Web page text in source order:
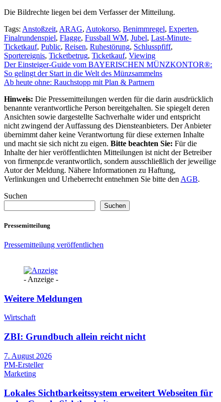
Die Bildrechte liegen bei dem Verfasser der Mitteilung.
Tags: Anstoßzeit, ARAG, Autokorso, Benimmregel, Experten,
Finalrundenspiel, Flagge, Fussball WM, Jubel, Last-Minute-
Ticketkauf, Public, Reisen, Ruhestörung, Schlusspfiff,
Sportereignis, Ticketbetrug, Ticketkauf, Viewing
Beitragsnavigation
Der Einsteiger-Guide vom BAYERISCHEN MÜNZKONTOR®:
So gelingt der Start in die Welt des Münzsammelns
Ab heute ohne: Rauchstopp mit Plan & Partnern
Hinweis: Die Pressemitteilungen werden für die darin ausdrücklich
benannte verantwortliche Person bereitgehalten. Sie spiegelt deren
Ansichten sowie dargestellte Sachverhalte wider und entspricht
nicht zwingend der Auffassung des Diensteanbieters. Der Anbieter
übernimmt daher keine Verantwortung für diese externen Inhalte
und macht sie sich nicht zu eigen. Bitte beachten Sie: Für die
Inhalte der hier veröffentlichten Mitteilungen ist nicht der Betreiber
von firmenpr.de verantwortlich, sondern ausschließlich der jeweilige
Autor der Meldung. Nähere Informationen zu Haftung,
Verlinkungen und Urheberrecht entnehmen Sie bitte den AGB.
Suchen
Suchen
Pressemitteilung
Pressemitteilung veröffentlichen
- Anzeige -
Weitere Meldungen
Wirtschaft
ZBI: Grundbuch allein reicht nicht
7. August 2026
PM-Ersteller
Marketing
Lokales Sichtbarkeitssystem erweitert Webseiten für